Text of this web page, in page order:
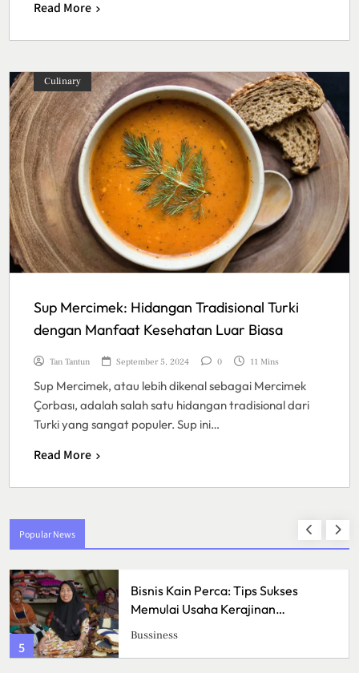
Read More
Culinary
Sup Mercimek: Hidangan Tradisional Turki
dengan Manfaat Kesehatan Luar Biasa
Tan Tantun September 5, 2024 0 11 Mins
Sup Mercimek, atau lebih dikenal sebagai Mercimek
Çorbası, adalah salah satu hidangan tradisional dari
Turki yang sangat populer. Sup ini…
Read More
Popular News
5
Bisnis Kain Perca: Tips Sukses
Memulai Usaha Kerajinan
Bussiness